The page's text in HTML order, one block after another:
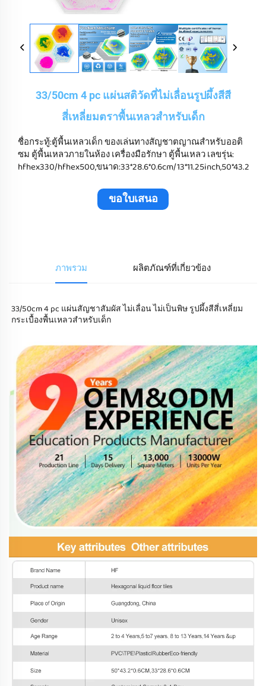
33/50cm 4 pc แผ่นสติวัดที่ไม่เลื่อนรูปผึ้งสีสี
สี่เหลี่ยมตราพื้นเหลวสําหรับเด็ก
ชื่อกระทู้:ตู้พื้นเหลวเด็ก ของเล่นทางสัญชาตญาณสําหรับออติ
ซม ตู้พื้นเหลวภายในห้อง เครื่องมือรักษา ตู้พื้นเหลว เลขรุ่น:
hfhex330/hfhex500,ขนาด:33*28.6*0.6cm/13*11.25inch,50*43.2
ขอใบเสนอ
ภาพรวม ผลิตภัณฑ์ที่เกี่ยวข้อง
33/50cm 4 pc แผ่นสัญชาสัมผัส ไม่เลื่อน ไม่เป็นพิษ รูปผึ้งสีสี่เหลี่ยม
กระเบื้องพื้นเหลวสําหรับเด็ก